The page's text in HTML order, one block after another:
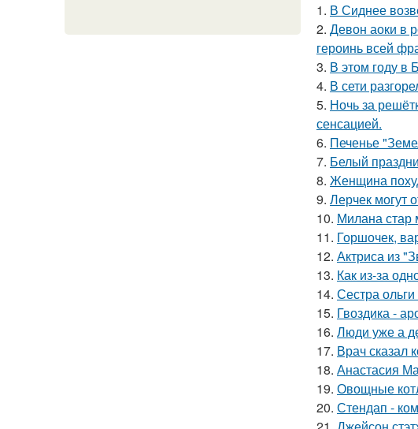
1. В Сиднее
2. Девон аоки в
героинь всей
3. В этом году в
4. В сети
5. Ночь за
сенсацией.
6. Печенье
7. Белый
8. Женщина
9. Лерчек могут
10. Милана стар
11. Горшочек,
12. Актриса из
13. Как из-за
14. Сестра
15. Гвоздика -
16. Люди уже а
17. Врач сказал
18. Анастасия
19. Овощные
20. Стендап -